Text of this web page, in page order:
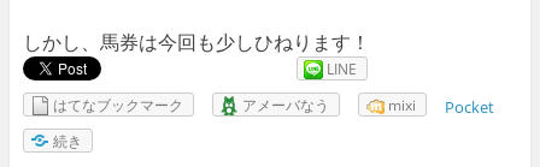
しかし、馬券は今回も少しひねります！
LINE
はてなブックマーク
アメーバなう mixi Pocket
続き